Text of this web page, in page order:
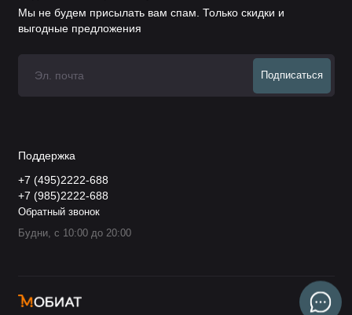
Мы не будем присылать вам спам. Только скидки и
выгодные предложения
Подписаться
Поддержка
+7 (495)2222-688
+7 (985)2222-688
Обратный звонок
Будни, с 10:00 до 20:00